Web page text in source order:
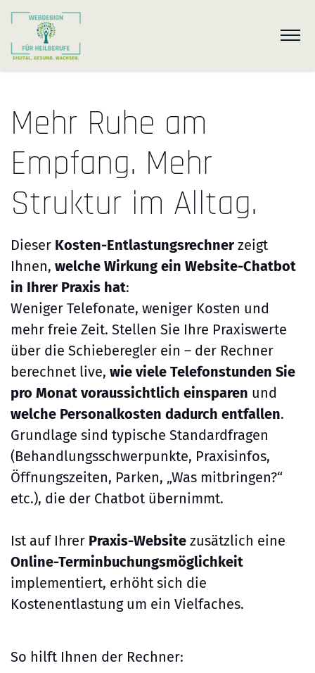
Mehr Ruhe am
Empfang. Mehr
Struktur im Alltag.
Dieser Kosten-Entlastungsrechner zeigt
Ihnen, welche Wirkung ein Website-Chatbot
in Ihrer Praxis hat:
Weniger Telefonate, weniger Kosten und
mehr freie Zeit. Stellen Sie Ihre Praxiswerte
über die Schieberegler ein – der Rechner
berechnet live, wie viele Telefonstunden Sie
pro Monat voraussichtlich einsparen und
welche Personalkosten dadurch entfallen.
Grundlage sind typische Standardfragen
(Behandlungsschwerpunkte, Praxisinfos,
Öffnungszeiten, Parken, „Was mitbringen?“
etc.), die der Chatbot übernimmt.
Ist auf Ihrer Praxis-Website zusätzlich eine
Online-Terminbuchungsmöglichkeit
implementiert, erhöht sich die
Kostenentlastung um ein Vielfaches.
So hilft Ihnen der Rechner: